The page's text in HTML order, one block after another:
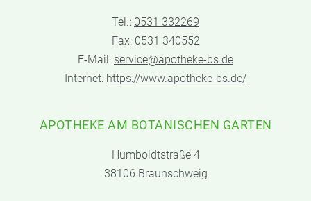
Tel.: 0531 332269
Fax: 0531 340552
E-Mail: service@apotheke-bs.de
Internet: https://www.apotheke-bs.de/
APOTHEKE AM BOTANISCHEN GARTEN
Humboldtstraße 4
38106 Braunschweig